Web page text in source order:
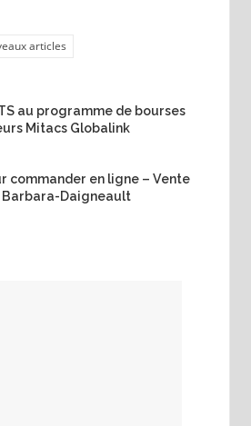
articles
au programme de bourses
Mitacs Globalink
commander en ligne – Vente
Barbara-Daigneault